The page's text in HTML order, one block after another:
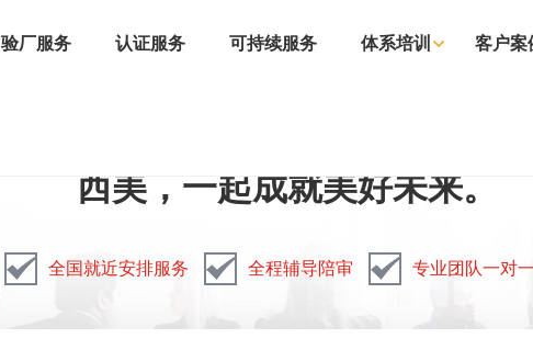
验厂服务 认证服务 可持续服务 体系培训 客户案
西美，一起成就美好未来。
全国就近安排服务 全程辅导陪审 专业团队一对